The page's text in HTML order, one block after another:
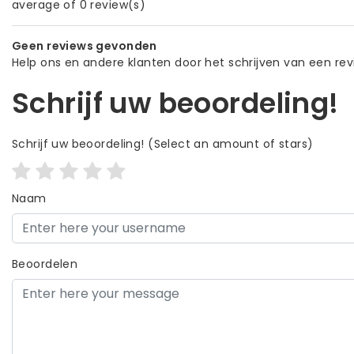
average of 0 review(s)
Geen reviews gevonden
Help ons en andere klanten door het schrijven van een
Schrijf uw beoordeling!
Schrijf uw beoordeling! (Select an amount of stars)
Naam
Beoordelen